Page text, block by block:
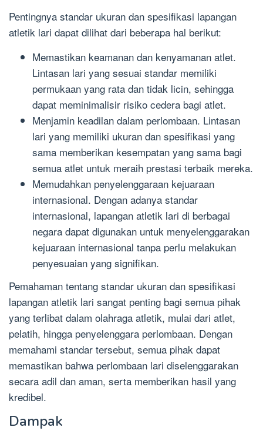
Pentingnya standar ukuran dan spesifikasi lapangan
atletik lari dapat dilihat dari beberapa hal berikut:
Memastikan keamanan dan kenyamanan atlet.
Lintasan lari yang sesuai standar memiliki
permukaan yang rata dan tidak licin, sehingga
dapat meminimalisir risiko cedera bagi atlet.
Menjamin keadilan dalam perlombaan. Lintasan
lari yang memiliki ukuran dan spesifikasi yang
sama memberikan kesempatan yang sama bagi
semua atlet untuk meraih prestasi terbaik mereka.
Memudahkan penyelenggaraan kejuaraan
internasional. Dengan adanya standar
internasional, lapangan atletik lari di berbagai
negara dapat digunakan untuk menyelenggarakan
kejuaraan internasional tanpa perlu melakukan
penyesuaian yang signifikan.
Pemahaman tentang standar ukuran dan spesifikasi
lapangan atletik lari sangat penting bagi semua pihak
yang terlibat dalam olahraga atletik, mulai dari atlet,
pelatih, hingga penyelenggara perlombaan. Dengan
memahami standar tersebut, semua pihak dapat
memastikan bahwa perlombaan lari diselenggarakan
secara adil dan aman, serta memberikan hasil yang
kredibel.
Dampak